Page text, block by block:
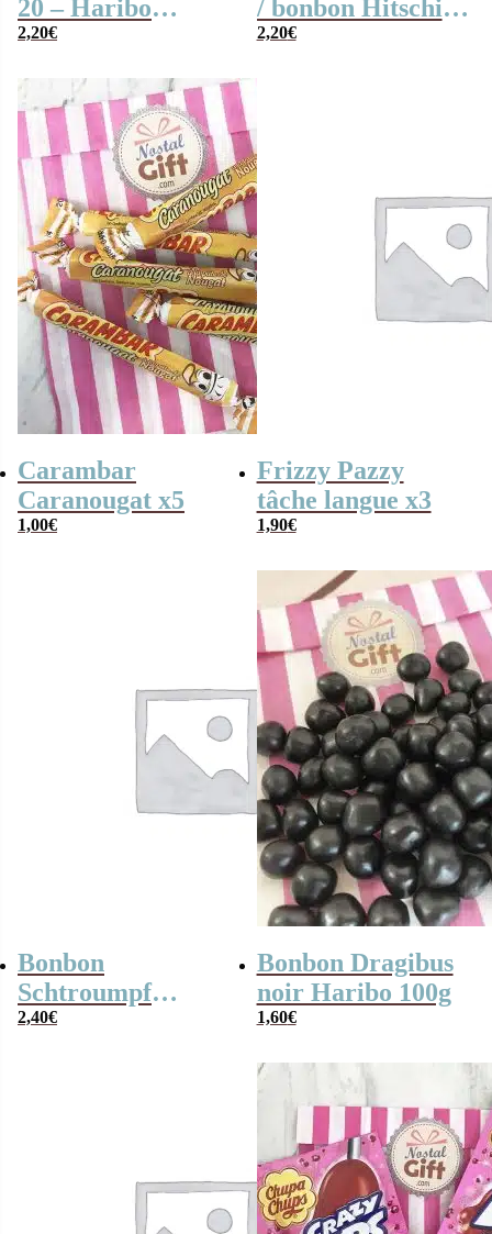
20 – Haribo
2,20€
/ bonbon Hitschies
acide au fruit x 40
2,20€
Carambar
Caranougat x5
1,00€
Frizzy Pazzy
tâche langue x3
1,90€
Bonbon
Schtroumpf
Haribo x20
2,40€
Bonbon Dragibus
noir Haribo 100g
1,60€